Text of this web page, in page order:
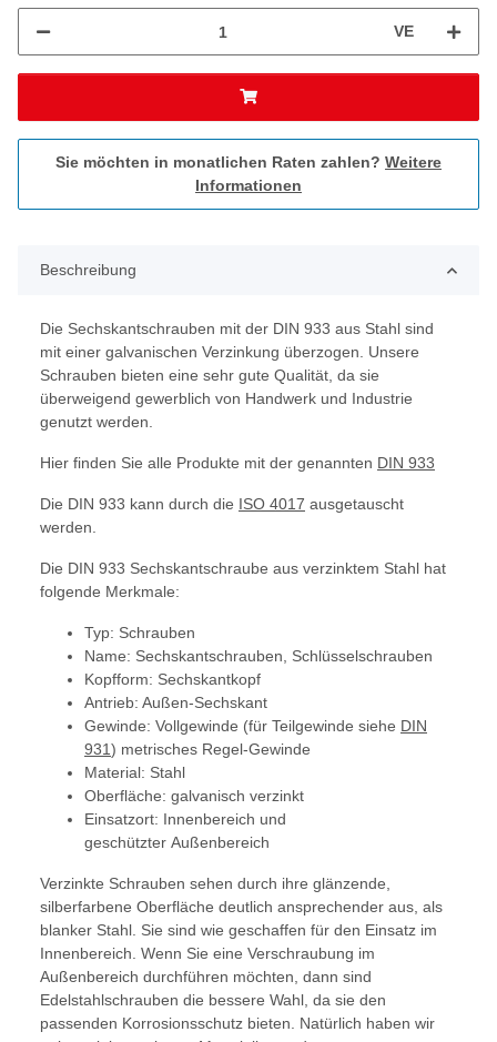
VE
Sie möchten in monatlichen Raten zahlen? Weitere
Informationen
Beschreibung
Die Sechskantschrauben mit der DIN 933 aus Stahl sind
mit einer galvanischen Verzinkung überzogen. Unsere
Schrauben bieten eine sehr gute Qualität, da sie
überweigend gewerblich von Handwerk und Industrie
genutzt werden.
Hier finden Sie alle Produkte mit der genannten DIN 933
Die DIN 933 kann durch die ISO 4017 ausgetauscht
werden.
Die DIN 933 Sechskantschraube aus verzinktem Stahl hat
folgende Merkmale:
Typ: Schrauben
Name: Sechskantschrauben, Schlüsselschrauben
Kopfform: Sechskantkopf
Antrieb: Außen-Sechskant
Gewinde: Vollgewinde (für Teilgewinde siehe DIN
931) metrisches Regel-Gewinde
Material: Stahl
Oberfläche: galvanisch verzinkt
Einsatzort: Innenbereich und
geschützter Außenbereich
Verzinkte Schrauben sehen durch ihre glänzende,
silberfarbene Oberfläche deutlich ansprechender aus, als
blanker Stahl. Sie sind wie geschaffen für den Einsatz im
Innenbereich. Wenn Sie eine Verschraubung im
Außenbereich durchführen möchten, dann sind
Edelstahlschrauben die bessere Wahl, da sie den
passenden Korrosionsschutz bieten. Natürlich haben wir